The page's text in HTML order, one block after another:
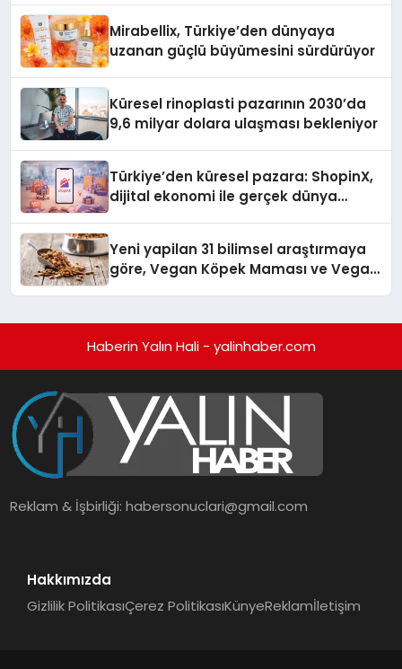
Mirabellix, Türkiye’den dünyaya
uzanan güçlü büyümesini sürdürüyor
Küresel rinoplasti pazarının 2030’da
9,6 milyar dolara ulaşması bekleniyor
Türkiye’den küresel pazara: ShopinX,
dijital ekonomi ile gerçek dünya
Yeni yapilan 31 bilimsel araştırmaya
göre, Vegan Köpek Maması ve Vegan
Haberin Yalın Hali - yalinhaber.com
Reklam & İşbirliği:habersonuclari@gmail.com
Hakkımızda
Gizlilik PolitikasıÇerez PolitikasıKünyeReklamİletişim